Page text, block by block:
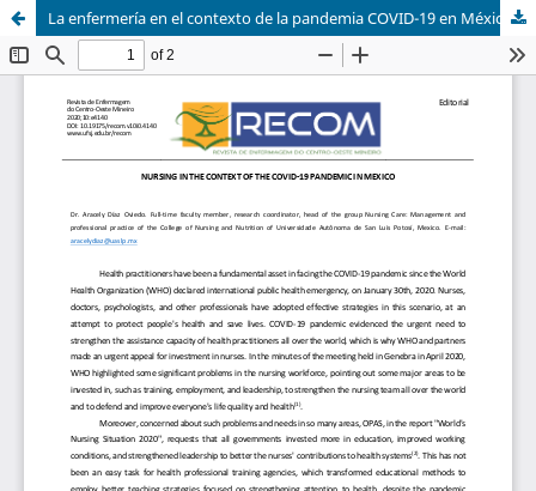
La enfermería en el contexto de la pandemia COVID-19 en México.